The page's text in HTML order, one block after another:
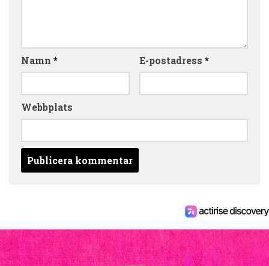
Namn * E-postadress *
Webbplats